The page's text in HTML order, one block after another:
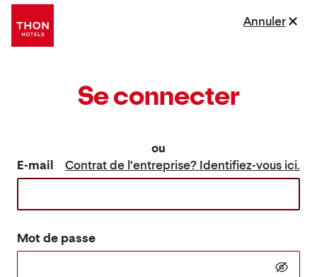
Se connecter
ou
E-mail
Contrat de l’entreprise? Identifiez-vous ici.
Mot de passe
Annuler